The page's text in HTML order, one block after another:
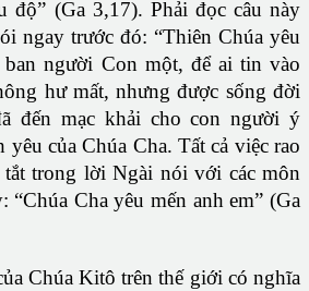
độ” (Ga 3,17). Phải đọc câu này
ngay trước đó: “Thiên Chúa yêu
người Con một, để ai tin vào
hư mất, nhưng được sống đời
đến mạc khải cho con người ý
của Chúa Cha. Tất cả việc rao
tắt trong lời Ngài nói với các môn
“Chúa Cha yêu mến anh em” (Ga
Chúa Kitô trên thế giới có nghĩa